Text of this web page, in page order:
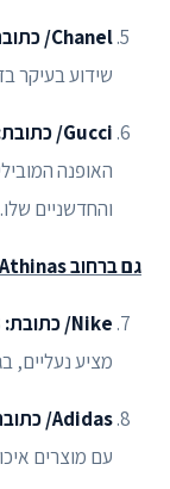
Chanel/ כתובת: Voukourestiou 19
שידוע בעיקר
Gucci/ כתובת: Voukourestiou 5
האופנה
והחדשניים שלו.
גם ברחוב Athinas באתונה תמצאו מותגים ספורטיביים כמו:
Nike/ כתובת: Athinas 33
מציע נעליים,
Adidas/ כתובת: Athinas 34 -
עם מוצרים